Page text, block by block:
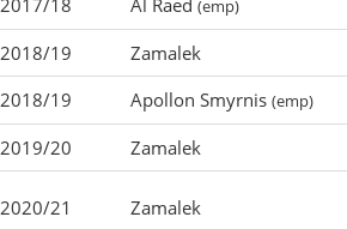
(emp)
2018/19
Zamalek
2018/19 Apollon Smyrnis (emp)
2019/20 Zamalek
2020/21 Zamalek